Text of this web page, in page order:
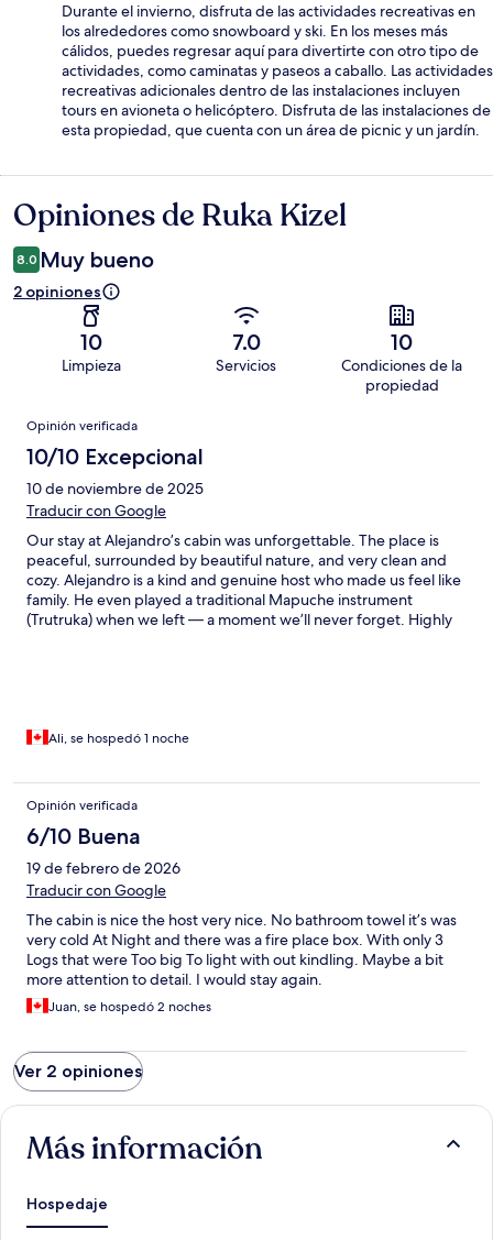
Durante el invierno, disfruta de las actividades recreativas en
los alrededores como snowboard y ski. En los meses más
cálidos, puedes regresar aquí para divertirte con otro tipo de
actividades, como caminatas y paseos a caballo. Las actividades
recreativas adicionales dentro de las instalaciones incluyen
tours en avioneta o helicóptero. Disfruta de las instalaciones de
esta propiedad, que cuenta con un área de picnic y un jardín.
Opiniones
Opiniones de Ruka Kizel
8.0 Muy bueno
2 opiniones
10
Limpieza
7.0
Servicios
10
Condiciones de la
propiedad
Opiniones
Opinión verificada
10/10 Excepcional
10 de noviembre de 2025
Traducir con Google
Our stay at Alejandro’s cabin was unforgettable. The place is
peaceful, surrounded by beautiful nature, and very clean and
cozy. Alejandro is a kind and genuine host who made us feel like
family. He even played a traditional Mapuche instrument
(Trutruka) when we left — a moment we’ll never forget. Highly
Ali, se hospedó 1 noche
Opinión verificada
6/10 Buena
19 de febrero de 2026
Traducir con Google
The cabin is nice the host very nice. No bathroom towel it’s was
very cold At Night and there was a fire place box. With only 3
Logs that were Too big To light with out kindling. Maybe a bit
more attention to detail. I would stay again.
Juan, se hospedó 2 noches
Ver 2 opiniones
Más información
Hospedaje